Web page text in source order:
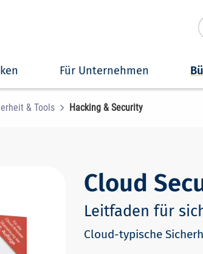
Für Unternehmen
& Tools Hacking & Security
Cloud
Leitfaden für
Cloud-typische